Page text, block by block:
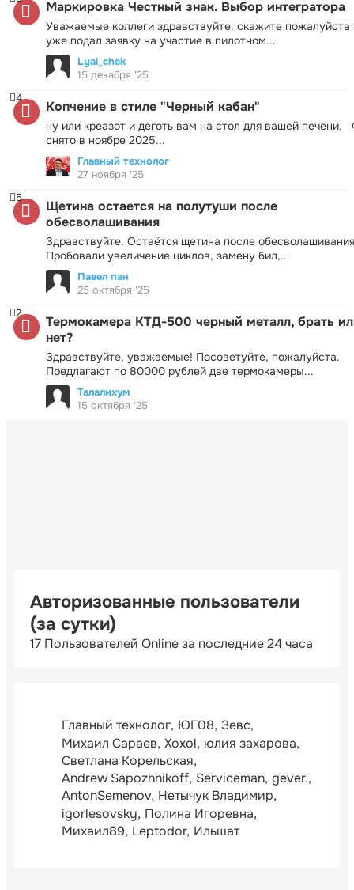
Маркировка Честный знак. Выбор интегратора
Уважаемые коллеги здравствуйте. скажите пожалуйста
уже подал заявку на участие в пилотном...
Lyal_chek
15 декабря '25
Копчение в стиле "Черный кабан"
ну или креазот и деготь вам на стол для вашей печени.
снято в ноябре 2025...
4
Главный технолог
27 ноября '25
Щетина остается на полутуши после
обесволашивания
Здравствуйте. Остаётся щетина после
Пробовали увеличение циклов, замену бил,...
5
Павел пан
25 октября '25
Термокамера КТД-500 черный металл, брать
нет?
Здравствуйте, уважаемые! Посоветуйте, пожалуйста.
Предлагают по 80000 рублей две термокамеры...
2
Талалихум
15 октября '25
Авторизованные пользователи
(за сутки)
17 Пользователей Online за последние 24 часа
Главный технолог ЮГ08 Зевс
Михаил Сараев Xoxol юлия захарова
Светлана Корельская
Andrew Sapozhnikoff Serviceman gever.
AntonSemenov Нетычук Владимир
igorlesovsky Полина Игоревна
Михаил89 Leptodor Ильшат